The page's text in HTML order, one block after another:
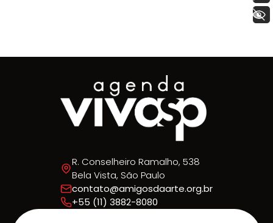
R. Conselheiro Ramalho, 538
Bela Vista, São Paulo
contato@amigosdaarte.org.br
+55 (11) 3882-8080